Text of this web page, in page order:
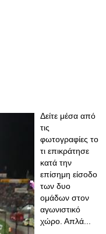
Δείτε μέσα από
τις
φωτογραφίες το
τι επικράτησε
κατά την
επίσημη είσοδο
των δυο
ομάδων στον
αγωνιστικό
χώρο. Απλά...